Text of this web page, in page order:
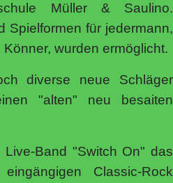
Müller & Saulino.
Spielformen für jedermann,
wurden ermöglicht.
diverse neue Schläger
"alten" neu besaiten
Band "Switch On" das
Classic-Rock